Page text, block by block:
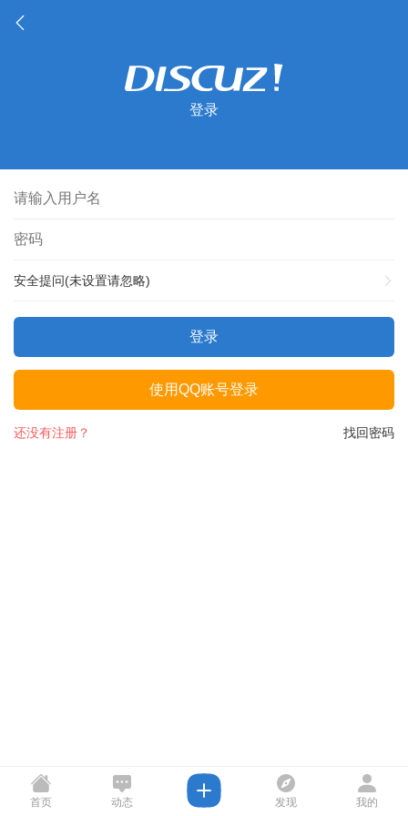
登录
安全提问(未设置请忽略)
登录
使用QQ账号登录
找回密码
还没有注册？
首页 动态 发现 我的